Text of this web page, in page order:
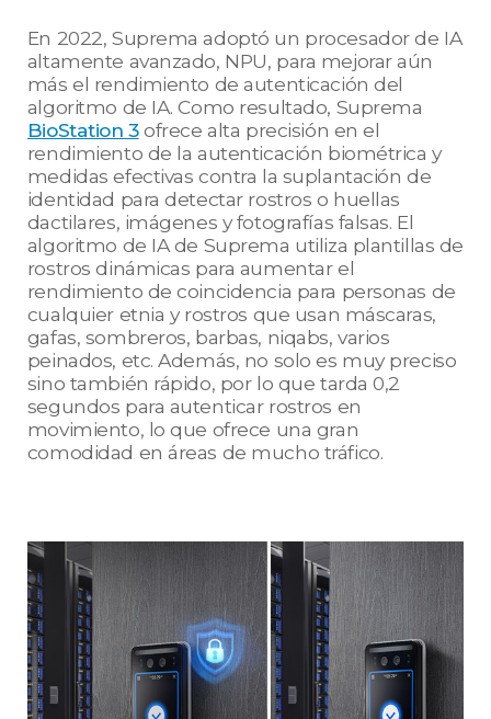
En 2022, Suprema adoptó un procesador de IA
altamente avanzado, NPU, para mejorar aún
más el rendimiento de autenticación del
algoritmo de IA. Como resultado, Suprema
BioStation 3ofrece alta precisión en el
rendimiento de la autenticación biométrica y
medidas efectivas contra la suplantación de
identidad para detectar rostros o huellas
dactilares, imágenes y fotografías falsas. El
algoritmo de IA de Suprema utiliza plantillas de
rostros dinámicas para aumentar el
rendimiento de coincidencia para personas de
cualquier etnia y rostros que usan máscaras,
gafas, sombreros, barbas, niqabs, varios
peinados, etc. Además, no solo es muy preciso
sino también rápido, por lo que tarda 0,2
segundos para autenticar rostros en
movimiento, lo que ofrece una gran
comodidad en áreas de mucho tráfico.